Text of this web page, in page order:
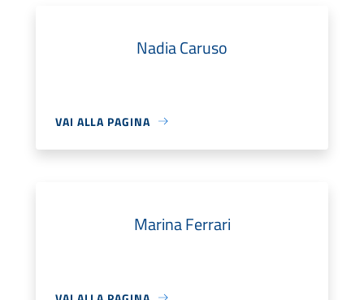
Nadia Caruso
VAI ALLA PAGINA
Marina Ferrari